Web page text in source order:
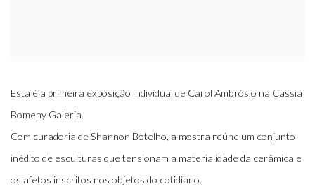
Esta é a primeira exposição individual de Carol Ambrósio na Cassia
Bomeny Galeria.
Com curadoria de Shannon Botelho, a mostra reúne um conjunto
inédito de esculturas que tensionam a materialidade da cerâmica e
os afetos inscritos nos objetos do cotidiano.